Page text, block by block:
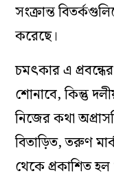
সংক্রান্ত
করেছে।
চমৎকার এ
শোনাবে, কিন্তু
নিজের কথা
বিতাড়িত, তরুণ
থেকে প্রকাশিত